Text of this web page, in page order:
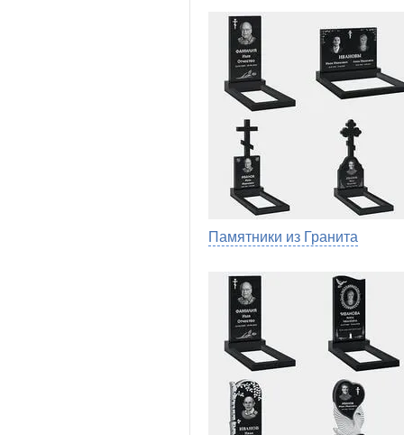
Памятники из Гранита